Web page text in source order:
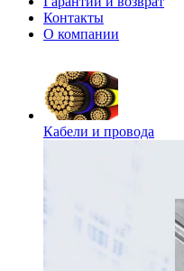
Контакты
О компании
Кабели и провода